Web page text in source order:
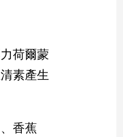
荷爾蒙
素產生
香蕉